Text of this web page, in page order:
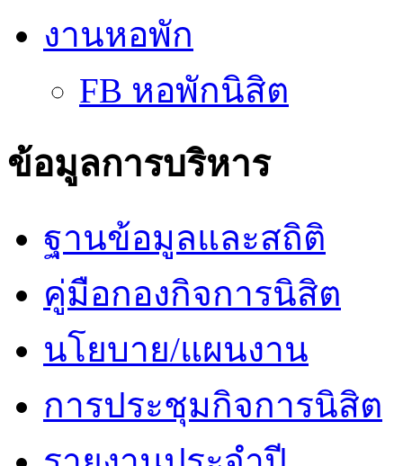
งานหอพัก
FB หอพักนิสิต
ข้อมูลการบริหาร
ฐานข้อมูลและสถิติ
คู่มือกองกิจการนิสิต
นโยบาย/แผนงาน
การประชุมกิจการนิสิต